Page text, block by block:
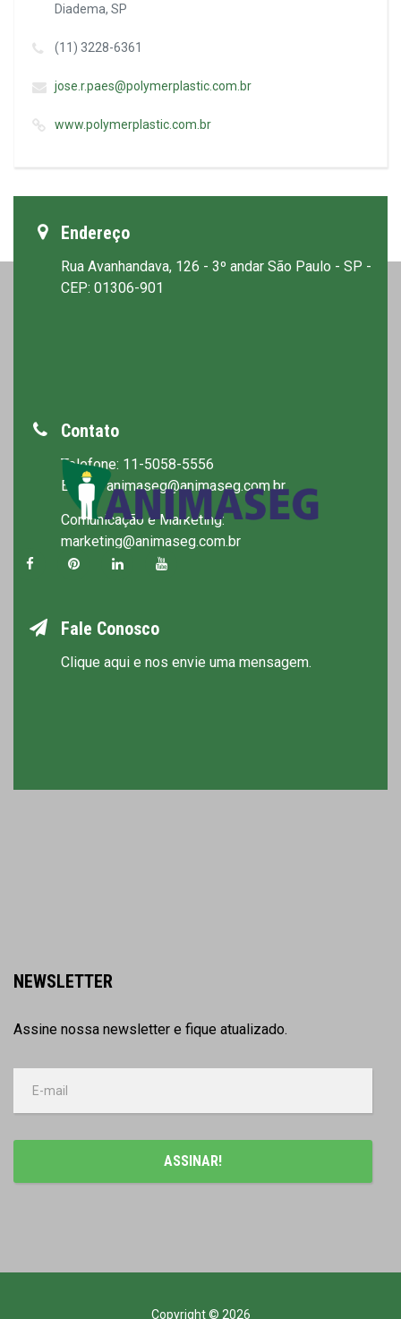
Diadema, SP
(11) 3228-6361
jose.r.paes@polymerplastic.com.br
www.polymerplastic.com.br
Endereço
Rua Avanhandava, 126 - 3º andar São Paulo - SP -
CEP: 01306-901
Contato
Telefone: 11-5058-5556
E-mail: animaseg@animaseg.com.br
Comunicação e Marketing:
marketing@animaseg.com.br
Fale Conosco
Clique aqui e nos envie uma mensagem.
NEWSLETTER
Assine nossa newsletter e fique atualizado.
Copyright © 2026